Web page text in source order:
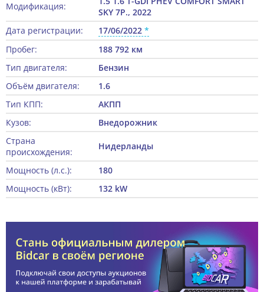
Модификация:
SKY 7P., 2022
Дата регистрации:
17/06/2022
Пробег:
188 792 км
Тип двигателя:
Бензин
Объём двигателя:
1.6
Тип КПП:
АКПП
Кузов:
Внедорожник
Страна
происхождения:
Нидерланды
Мощность (л.с.):
180
Мощность (кВт):
132 kW